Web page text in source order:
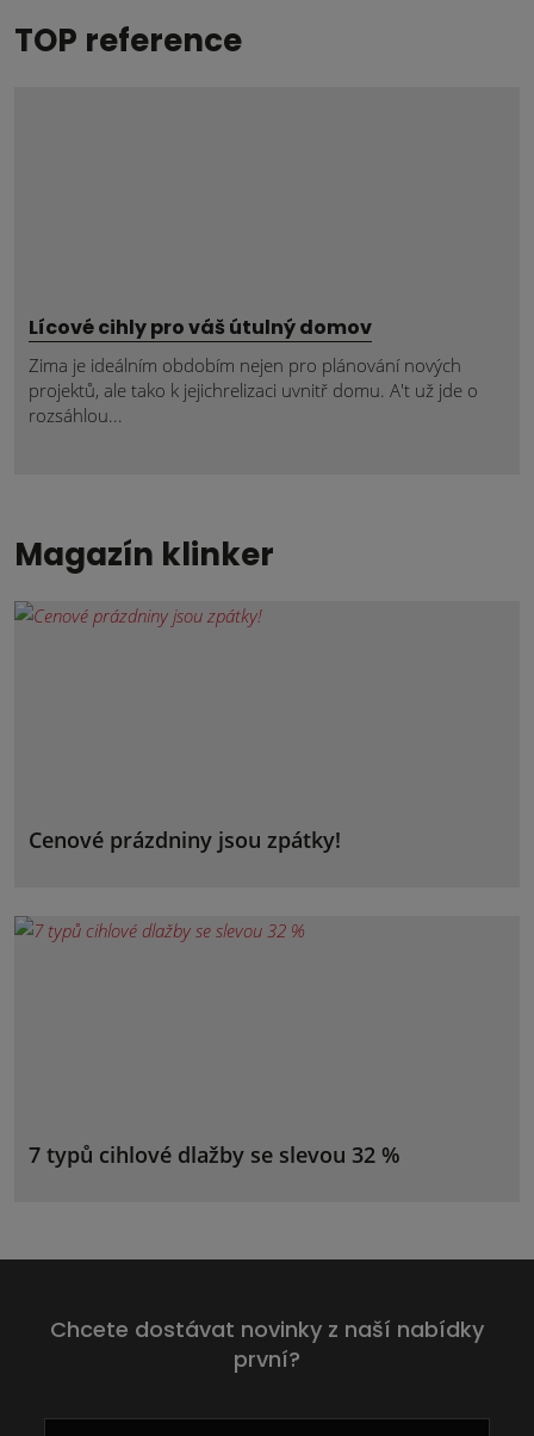
TOP reference
Lícové cihly pro váš útulný domov
Zima je ideálním obdobím nejen pro plánování nových
projektů, ale tako k jejichrelizaci uvnitř domu. A't už jde o
rozsáhlou...
Magazín klinker
Cenové prázdniny jsou zpátky!
7 typů cihlové dlažby se slevou 32 %
Chcete dostávat novinky z naší nabídky
první?